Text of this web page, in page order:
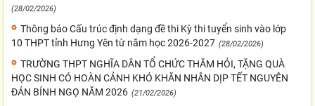
(28/02/2026)
Thông báo Cấu trúc định dạng đề thi Kỳ thi tuyển sinh vào lớp
10 THPT tỉnh Hưng Yên từ năm học 2026-2027 (28/02/2026)
TRƯỜNG THPT NGHĨA DÂN TỔ CHỨC THĂM HỎI, TẶNG QUÀ
HỌC SINH CÓ HOÀN CẢNH KHÓ KHĂN NHÂN DỊP TẾT NGUYÊN
ĐÁN BÍNH NGỌ NĂM 2026 (21/02/2026)